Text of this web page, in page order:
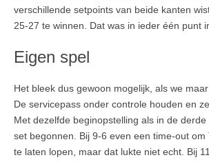
verschillende setpoints van beide kanten
25-27 te winnen. Dat was in ieder één punt
Eigen spel
Het bleek dus gewoon mogelijk, als we
De servicepass onder controle houden en
Met dezelfde beginopstelling als in de
set begonnen. Bij 9-6 even een time-out om
te laten lopen, maar dat lukte niet echt. Bij